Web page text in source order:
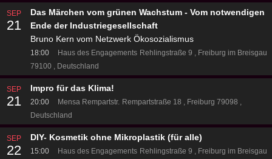
SEP
21
Das Märchen vom grünen Wachstum - Vom notwendigen
Ende der Industriegesellschaft
Bruno Kern vom Netzwerk Ökosozialismus
18:00 Haus des Engagements Rehlingstraße 9
Freiburg im Breisgau
79100
Deutschland
SEP
21
Impro für das Klima!
20:00 Mensa Rempartstr. Rempartstraße 18
Freiburg 79098
Deutschland
SEP
22
DIY- Kosmetik ohne Mikroplastik (für alle)
15:00 Haus des Engagements Rehlingstraße 9
Freiburg im Breisgau